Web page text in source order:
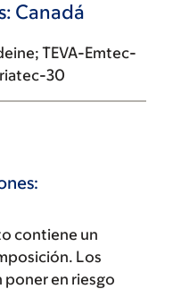
Canadá
TEVA-Emtec-
30
contiene un
Los
en riesgo